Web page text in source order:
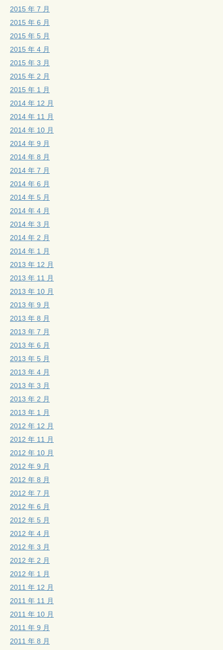
2015 年 7 月
2015 年 6 月
2015 年 5 月
2015 年 4 月
2015 年 3 月
2015 年 2 月
2015 年 1 月
2014 年 12 月
2014 年 11 月
2014 年 10 月
2014 年 9 月
2014 年 8 月
2014 年 7 月
2014 年 6 月
2014 年 5 月
2014 年 4 月
2014 年 3 月
2014 年 2 月
2014 年 1 月
2013 年 12 月
2013 年 11 月
2013 年 10 月
2013 年 9 月
2013 年 8 月
2013 年 7 月
2013 年 6 月
2013 年 5 月
2013 年 4 月
2013 年 3 月
2013 年 2 月
2013 年 1 月
2012 年 12 月
2012 年 11 月
2012 年 10 月
2012 年 9 月
2012 年 8 月
2012 年 7 月
2012 年 6 月
2012 年 5 月
2012 年 4 月
2012 年 3 月
2012 年 2 月
2012 年 1 月
2011 年 12 月
2011 年 11 月
2011 年 10 月
2011 年 9 月
2011 年 8 月